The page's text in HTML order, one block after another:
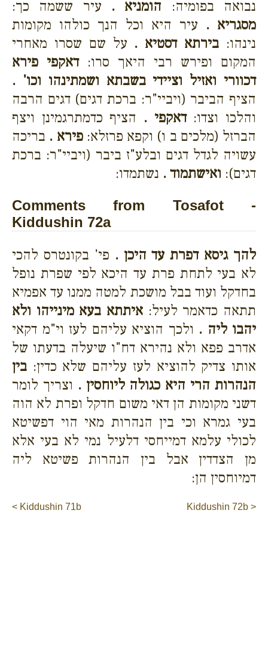
נבואה בפומיה: הומניא . עיר ששמה כך:
מסגריא . עיר היא וכל הנך כולהו מקומות
נינהו: בירתא דסטיא . על שם שסרו מאחרי
המקום ופירש רבי היאך סרו:דאקפי פירא
דכוורי ואזיל וציידי בשבתא ושמתינהו וכו' .
הציף הביבר (ויביי"ר: ברכת דגים) דגים הרבה
והלכו וצדו:דאקפי . הציף כדמתרגמינן ויצף
הברזל (מלכים ב ו) וקפא פרזלא:פירא . בריכה
עשויה לגדל דגים ובלע"ז ביבר (ויביי"ר: ברכת
דגים): ואישתמוד . נשתמדו:
Comments from Tosafot -
Kiddushin 72a
להך גיסא דפרת עד היכן . פי' בקונטרס להכי
לא בעי לתחת פרת עד היכא לפי שפרת נופל
בחדקל ועוד בבל מושכת למטה ממנו עד אפמיא
תתאה כדאמר לעיל: איתתא בעא מינייהו ולא
יהבו ליה . ולכך הוציא עליהם לעז וי"מ דקאי
אדרב פפא ולא נהירא דח"ו שיעלה בדעתו של
אותו צדיק להוציא לעז עליהם שלא כדין: בין
הנהרות הרי היא כגולה ליוחסין . וצריך לומר
דשני מקומות הן דאי משום חדקל ופרת לא הוה
בעי גמרא וכי בין הנהרות מאי הוי דפשיטא
לכולי עלמא דמייחסי דלעיל נמי לא בעי אלא
מן הצדדין אבל בין הנהרות פשיטא ליה
דמיוחסין הן:
< Kiddushin 71b Kiddushin 72b >